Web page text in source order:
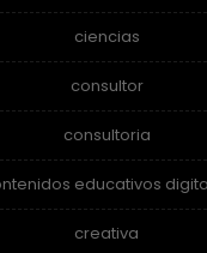
ciencias
consultor
consultoria
educativos
creativa